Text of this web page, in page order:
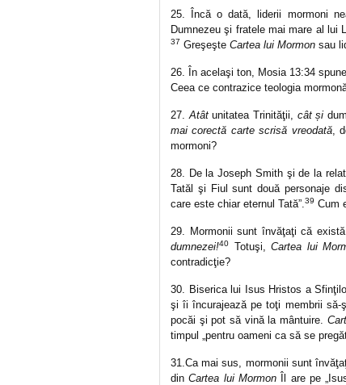
25. Încă o dată, liderii mormoni
Dumnezeu şi fratele mai mare al lui
37 Greşeşte Cartea lui Mormon sau
26. În acelaşi ton, Mosia 13:34
Ceea ce contrazice teologia
27.Atâtunitatea Trinităţii, cât și
mai corectă carte scrisă vreodată,
mormoni?
28. De la Joseph Smith şi de la
Tatăl şi Fiul sunt două personaje
care este chiar eternul Tată”.39 Cum
29. Mormonii sunt învăţaţi că
dumnezei!40 Totuşi, Cartea lui
contradicţie?
30. Biserica lui Isus Hristos a
şi îi încurajează pe toţi membrii
pocăi şi pot să vină la mântuire.
timpul „pentru oameni ca să se
31.Ca mai sus, mormonii sunt
dinCartea lui Mormon Îl are pe